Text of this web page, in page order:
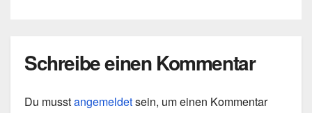
Schreibe einen Kommentar
Du musstangemeldetsein, um einen Kommentar